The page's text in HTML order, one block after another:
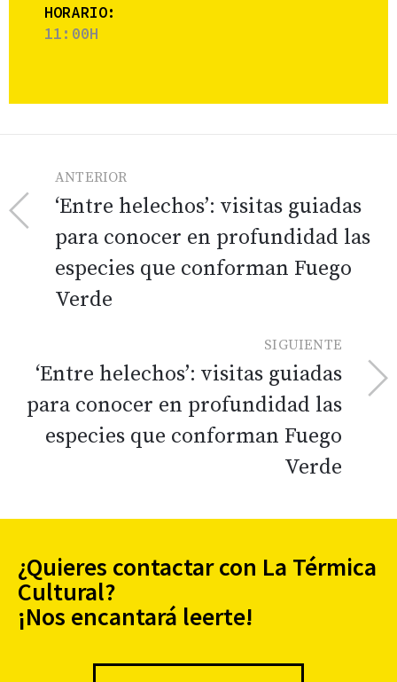
HORARIO:
11:00H
ANTERIOR
‘Entre helechos’: visitas guiadas
para conocer en profundidad las
especies que conforman Fuego
Verde
SIGUIENTE
‘Entre helechos’: visitas guiadas
para conocer en profundidad las
especies que conforman Fuego
Verde
¿Quieres contactar con La Térmica
Cultural?
¡Nos encantará leerte!